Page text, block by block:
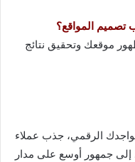
المواقع؟
موقعك وتحقيق نتائج
الرقمي، جذب عملاء
إلى جمهور أوسع على مدار